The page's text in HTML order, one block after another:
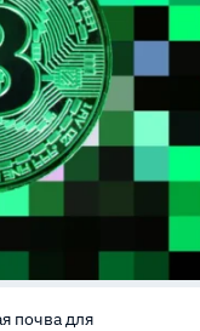
почва для